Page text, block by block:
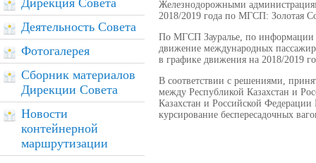
Дирекция Совета
Деятельность Совета
Фотогалерея
Сборник материалов
Дирекции Совета
Новости
контейнерной
маршрутизации
Железнодорожными
2018/2019 года по МГСП: Золотая
По МГСП Зауралье, по информации
движение международных
в графике движения на 2018/2019
В соответствии с решениями,
между Республикой Казахстан и
Казахстан и Российской
курсирование беспересадочных